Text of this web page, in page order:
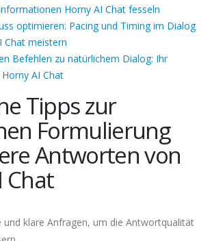
Horny AI Chat fesseln
optimieren: Pacing und Timing im Dialog
Chat meistern
Befehlen zu natürlichem Dialog: Ihr
AI Chat
Tipps zur
Formulierung
Antworten von
Chat
und klare Anfragen, um die Antwortqualität